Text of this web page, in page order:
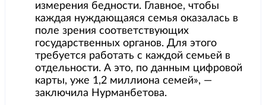
измерения бедности. Главное, чтобы
каждая нуждающаяся семья оказалась в
поле зрения соответствующих
государственных органов. Для этого
требуется работать с каждой семьей в
отдельности. А это, по данным цифровой
карты, уже 1,2 миллиона семей», —
заключила Нурманбетова.